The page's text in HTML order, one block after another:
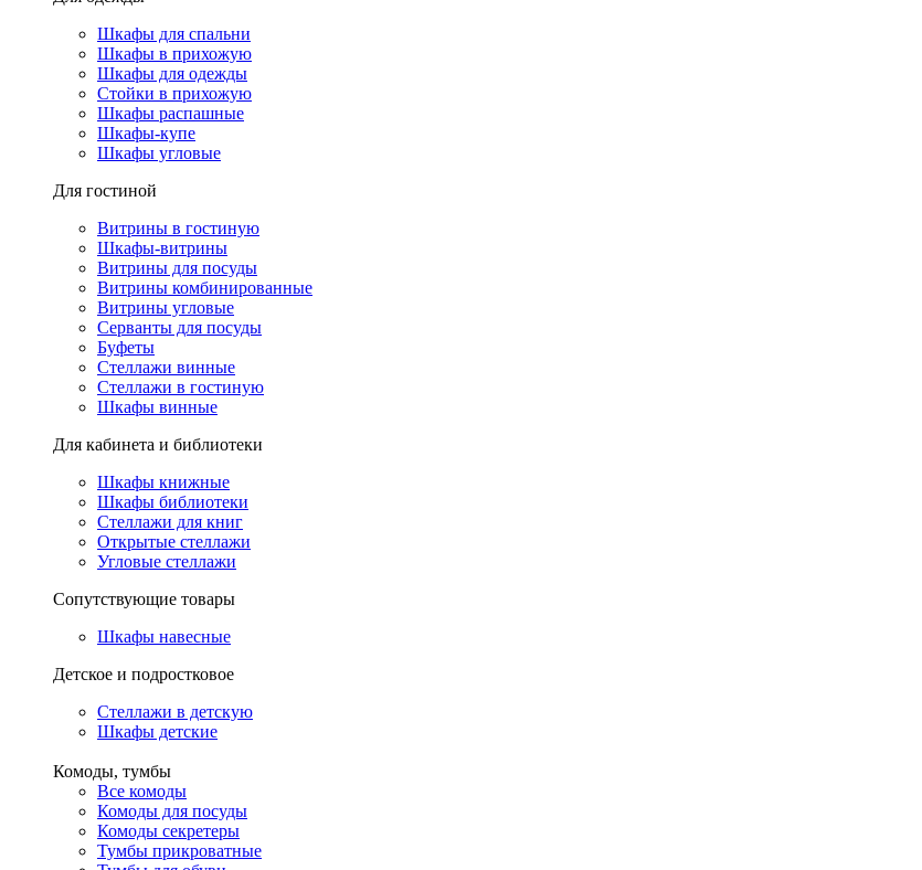
Шкафы для спальни
Шкафы в прихожую
Шкафы для одежды
Стойки в прихожую
Шкафы распашные
Шкафы-купе
Шкафы угловые
Для гостиной
Витрины в гостиную
Шкафы-витрины
Витрины для посуды
Витрины комбинированные
Витрины угловые
Серванты для посуды
Буфеты
Стеллажи винные
Стеллажи в гостиную
Шкафы винные
Для кабинета и библиотеки
Шкафы книжные
Шкафы библиотеки
Стеллажи для книг
Открытые стеллажи
Угловые стеллажи
Сопутствующие товары
Шкафы навесные
Детское и подростковое
Стеллажи в детскую
Шкафы детские
Комоды, тумбы
Все комоды
Комоды для посуды
Комоды секретеры
Тумбы прикроватные